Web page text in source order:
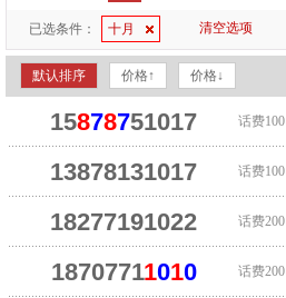
已选条件： 十月 清空选项
默认排序 价格↑ 价格↓
15878751017 话费100
13878131017 话费100
18277191022 话费200
18707711010 话费200